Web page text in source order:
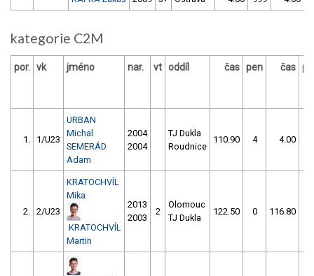
kategorie C2M
por. vk jméno nar. vt oddíl čas pen čas
1. 1/U23
URBAN
Michal
SEMERÁD
Adam
2004
2004
TJ Dukla
Roudnice
110.90 4 4.00
2. 2/U23
KRATOCHVÍL
Mika
KRATOCHVÍL
Martin
2013
2003
2
Olomouc
TJ Dukla
122.50 0 116.80